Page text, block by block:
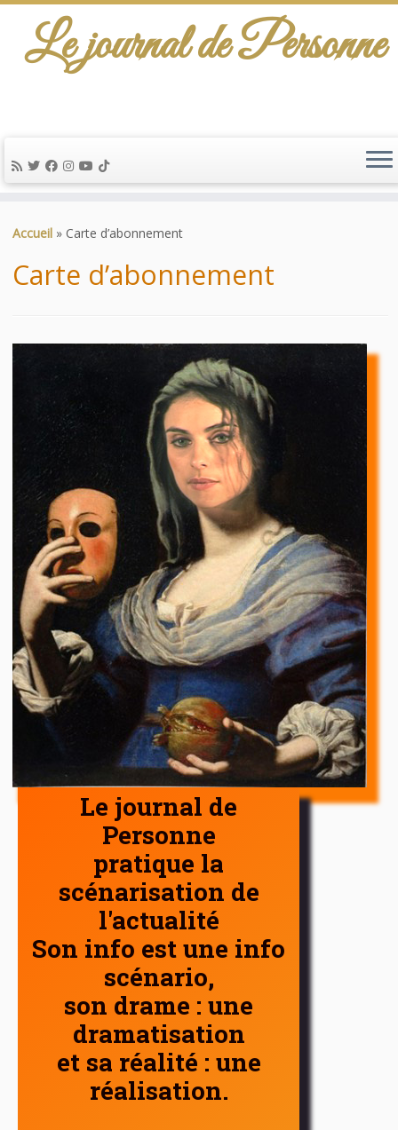
au
Le journal de Personne
Accueil » Carte d’abonnement
Carte d’abonnement
Le journal de
Personne
pratique la
scénarisation de
l'actualité
Son info est une info
scénario,
son drame : une
dramatisation
et sa réalité : une
réalisation.